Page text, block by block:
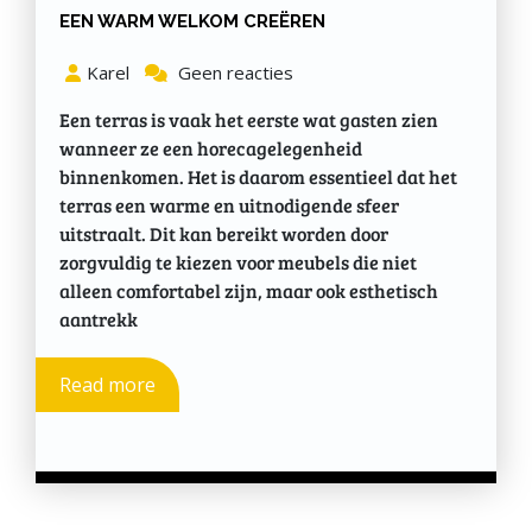
EEN WARM WELKOM CREËREN
Karel Geen reacties
Een terras is vaak het eerste wat gasten zien
wanneer ze een horecagelegenheid
binnenkomen. Het is daarom essentieel dat het
terras een warme en uitnodigende sfeer
uitstraalt. Dit kan bereikt worden door
zorgvuldig te kiezen voor meubels die niet
alleen comfortabel zijn, maar ook esthetisch
aantrekk
Read more